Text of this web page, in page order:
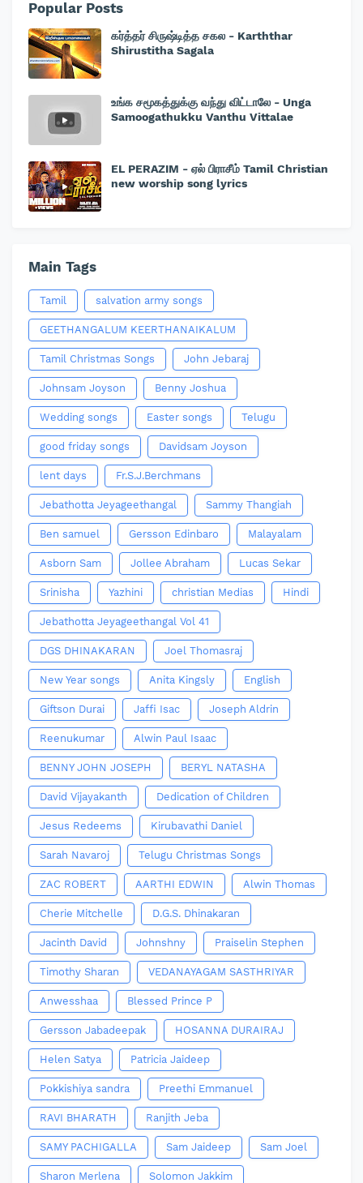
Popular Posts
கர்த்தர் சிருஷ்டித்த சகல - Karththar
Shirustitha Sagala
உங்க சமூகத்துக்கு வந்து விட்டாலே - Unga
Samoogathukku Vanthu Vittalae
EL PERAZIM - ஏல் பிராசீம் Tamil Christian
new worship song lyrics
Main Tags
Tamil salvation army songs
GEETHANGALUM KEERTHANAIKALUM
Tamil Christmas Songs John Jebaraj
Johnsam Joyson Benny Joshua
Wedding songs Easter songs Telugu
good friday songs Davidsam Joyson
lent days Fr.S.J.Berchmans
Jebathotta Jeyageethangal Sammy Thangiah
Ben samuel Gersson Edinbaro Malayalam
Asborn Sam Jollee Abraham Lucas Sekar
Srinisha Yazhini christian Medias Hindi
Jebathotta Jeyageethangal Vol 41
DGS DHINAKARAN Joel Thomasraj
New Year songs Anita Kingsly English
Giftson Durai Jaffi Isac Joseph Aldrin
Reenukumar Alwin Paul Isaac
BENNY JOHN JOSEPH BERYL NATASHA
David Vijayakanth Dedication of Children
Jesus Redeems Kirubavathi Daniel
Sarah Navaroj Telugu Christmas Songs
ZAC ROBERT AARTHI EDWIN Alwin Thomas
Cherie Mitchelle D.G.S. Dhinakaran
Jacinth David Johnshny Praiselin Stephen
Timothy Sharan VEDANAYAGAM SASTHRIYAR
Anwesshaa Blessed Prince P
Gersson Jabadeepak HOSANNA DURAIRAJ
Helen Satya Patricia Jaideep
Pokkishiya sandra Preethi Emmanuel
RAVI BHARATH Ranjith Jeba
SAMY PACHIGALLA Sam Jaideep Sam Joel
Sharon Merlena Solomon Jakkim